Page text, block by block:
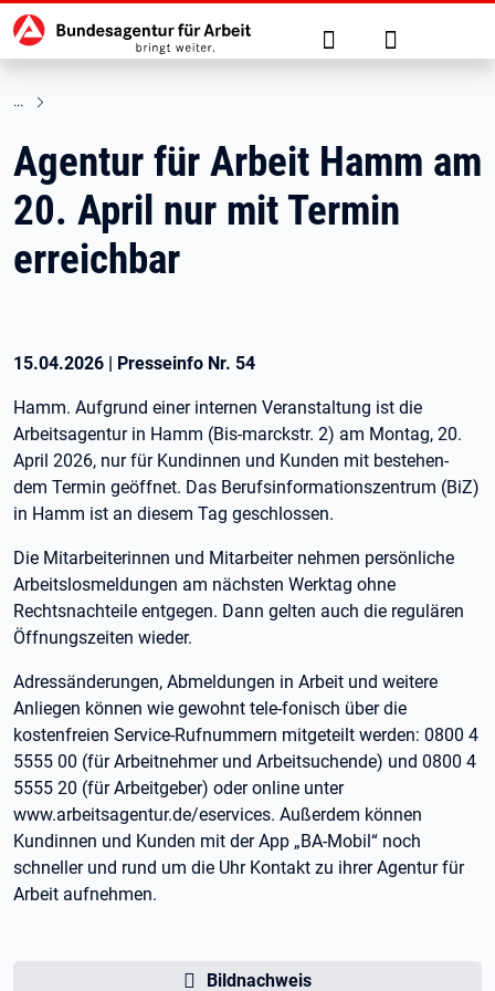
zu den Hauptinhalten springen
Hauptnavigation Suche Anmelden
Agentur für Arbeit Hamm am
20. April nur mit Termin
erreichbar
15.04.2026 | Presseinfo Nr. 54
Hamm. Aufgrund einer internen Veranstaltung ist die
Arbeitsagentur in Hamm (Bis-marckstr. 2) am Montag, 20.
April 2026, nur für Kundinnen und Kunden mit bestehen-
dem Termin geöffnet. Das Berufsinformationszentrum (BiZ)
in Hamm ist an diesem Tag geschlossen.
Die Mitarbeiterinnen und Mitarbeiter nehmen persönliche
Arbeitslosmeldungen am nächsten Werktag ohne
Rechtsnachteile entgegen. Dann gelten auch die regulären
Öffnungszeiten wieder.
Adressänderungen, Abmeldungen in Arbeit und weitere
Anliegen können wie gewohnt tele-fonisch über die
kostenfreien Service-Rufnummern mitgeteilt werden: 0800 4
5555 00 (für Arbeitnehmer und Arbeitsuchende) und 0800 4
5555 20 (für Arbeitgeber) oder online unter
www.arbeitsagentur.de/eservices. Außerdem können
Kundinnen und Kunden mit der App „BA-Mobil“ noch
schneller und rund um die Uhr Kontakt zu ihrer Agentur für
Arbeit aufnehmen.
Bildnachweis